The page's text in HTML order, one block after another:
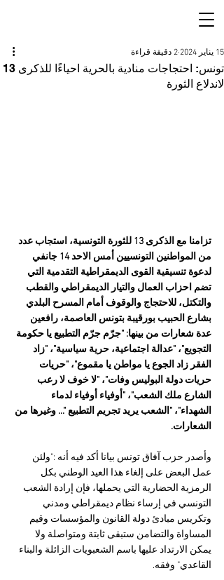
تونس: احتجاجات منادية بالحرية احياءًا للذكرى 13
لاندلاع الثورة
15 يناير 2024 2 دقيقة قراءة
تزامنا مع الذكرى 13 للثورة التونسية، استجاب عدد
من المواطنين التونسيين أمس الاحد 14 جانفي
لدعوة تنسيقية القوى الديمقراطية التقدمية التي
تضم احزاب العمال والتيار الديمقراطي والقطب
والتكتل، للاحتجاج والوقوف أمام المسرح البلدي
بشارع الحبيب بورقيبة بتونس العاصمة، رافعين
عدة شعارات من بينها: "جرّم جرّم التطبيع يا حكومة
التجويع"، "عدالة اجتماعية، حرية سياسية"، "زاد
الفقر زاد الجوع يا مواطن يا مقموع"، "حريات
حريات دولة البوليس وفات"، "لا خوف لا رعب
الشارع ملك الشعب"، "أوفياء أوفياء لدماء
الشهداء"، "الشعب يريد تجريم التطبيع "... وغيرها من
الشعارات.
وأصدر حزب آفاق تونس بيانا أكد فيه أنه :"ولئن
عمل البعض على إلغاء هذا العيد الوطني بكل
الرمزية الحضارية التي يحملها، فإن إرادة الشعب
التونسي في إرساء نظام ديمقراطي ومدني
وتكريس مبادئ دولة القانون والمؤسسات وقيم
المساواة والتضامن ستبقى ثابتة ومتواصلة ولا
يمكن الارتداد عليها باسم الشعبويات الزائلة والبناء
القاعدي" وفقه.